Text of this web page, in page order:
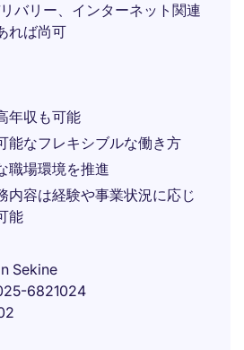
バリー、インターネット関連
れば尚可
年収も可能
能なフレキシブルな働き方
職場環境を推進
内容は経験や事業状況に応じ
能
Sekine
6821024